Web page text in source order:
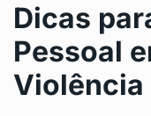
Dicas
Pessoal
Violência